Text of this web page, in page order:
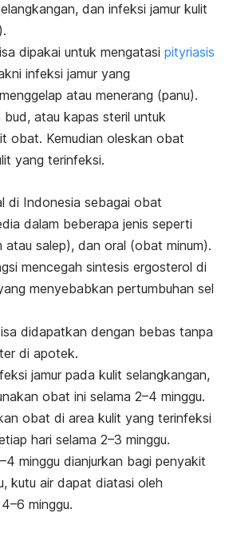
dan infeksi jamur kulit
).
dipakai untuk mengatasi pityriasis
infeksi jamur yang
atau menerang (panu).
, atau kapas steril untuk
obat. Kemudian oleskan obat
yang terinfeksi.
di Indonesia sebagai obat
dalam beberapa jenis seperti
atau salep), dan oral (obat minum).
mencegah sintesis ergosterol di
menyebabkan pertumbuhan sel
didapatkan dengan bebas tanpa
di apotek.
jamur pada kulit selangkangan,
obat ini selama 2–4 minggu.
obat di area kulit yang terinfeksi
hari selama 2–3 minggu.
minggu dianjurkan bagi penyakit
kutu air dapat diatasi oleh
minggu.